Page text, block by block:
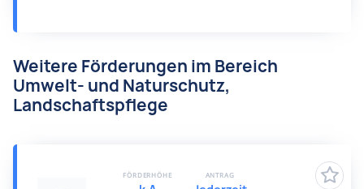
Weitere Förderungen im Bereich
Umwelt- und Naturschutz,
Landschaftspflege
FÖRDERHÖHE ANTRAG